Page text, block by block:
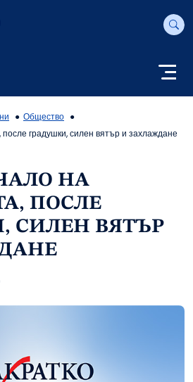
Общество
градушки, силен вятър и захлаждане
НА
ПОСЛЕ
СИЛЕН ВЯТЪР